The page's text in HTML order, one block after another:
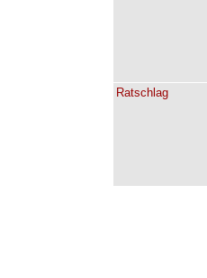
Ratschlag